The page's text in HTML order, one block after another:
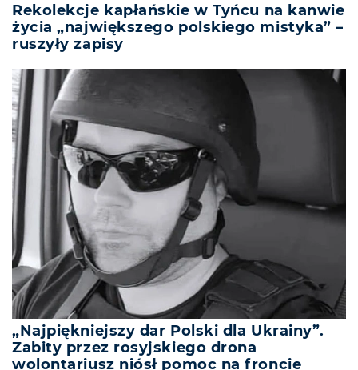
Rekolekcje kapłańskie w Tyńcu na kanwie
życia „największego polskiego mistyka” –
ruszyły zapisy
„Najpiękniejszy dar Polski dla Ukrainy”.
Zabity przez rosyjskiego drona
wolontariusz niósł pomoc na froncie